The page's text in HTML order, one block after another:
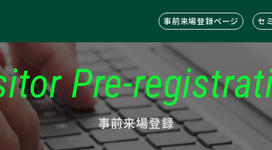
事前来場登録ページ セ
Pre-
事前来場登録